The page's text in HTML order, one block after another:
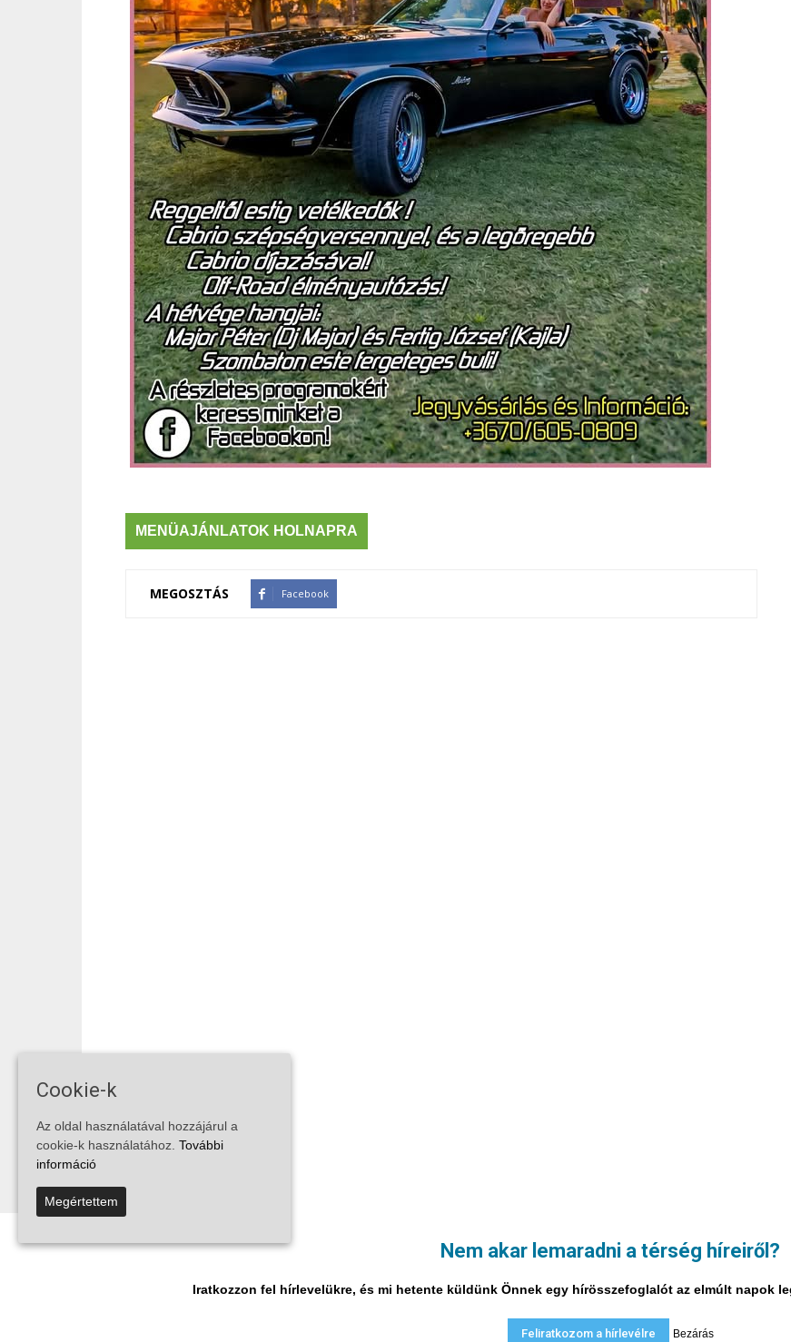
Nem akar lemaradni a térség híreiről?
Iratkozzon fel hírlevelükre, és mi hetente küldünk Önnek egy hírösszefoglalót az elmúlt napok
Feliratkozom a hírlevélre Bezárás
MENÜAJÁNLATOK HOLNAPRA
MEGOSZTÁS Facebook
Cookie-k
Az oldal használatával hozzájárul a
cookie-k használatához. További
információ
Megértettem